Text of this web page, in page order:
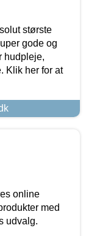
største
gode og
hudpleje,
Klik her for at
online
med
udvalg.